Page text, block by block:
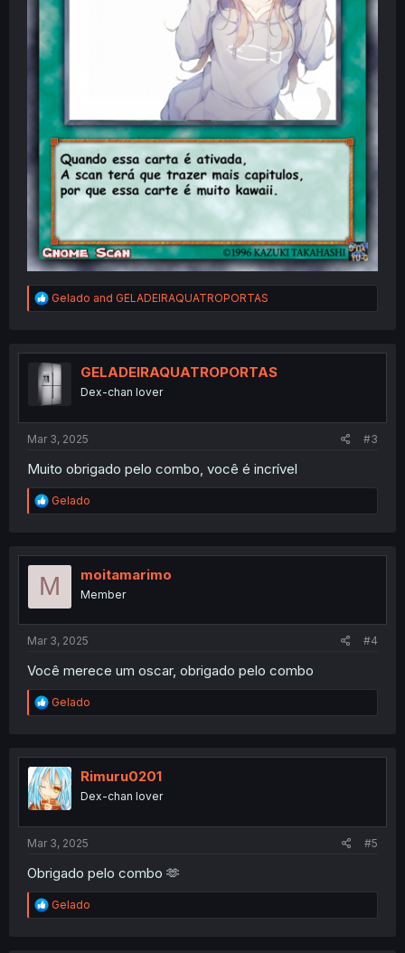
R
e
t
i
o
n
Gelado and GELADEIRAQUATROPORTAS
GELADEIRAQUATROPORTAS
Dex-chan lover
Mar 3, 2025 #3
Muito obrigado pelo combo, você é incrível
R
e
t
o
Gelado
M moitamarimo
Member
Mar 3, 2025 #4
Você merece um oscar, obrigado pelo combo
R
e
t
i
o
n
Gelado
Rimuru0201
Dex-chan lover
Mar 3, 2025 #5
Obrigado pelo combo 🫶
R
e
Gelado